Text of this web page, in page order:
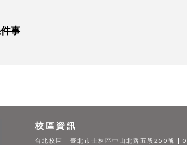
事
校區資訊
台北校區 - 臺北市士林區中山北路五段250號